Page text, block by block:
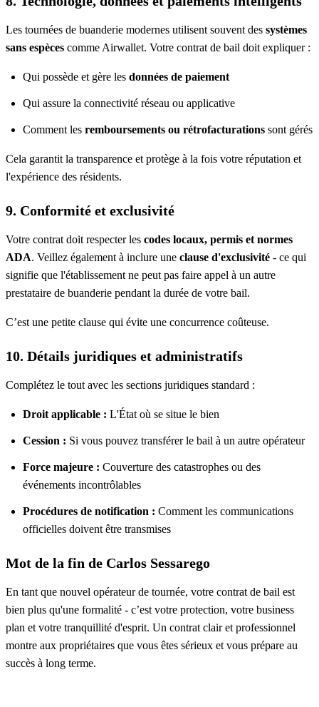
Les tournées de buanderie modernes utilisent souvent des systèmes
sans espèces comme Airwallet. Votre contrat de bail doit expliquer :
Qui possède et gère les données de paiement
Qui assure la connectivité réseau ou applicative
Comment les remboursements ou rétrofacturations sont gérés
Cela garantit la transparence et protège à la fois votre réputation et
l'expérience des résidents.
9. Conformité et exclusivité
Votre contrat doit respecter les codes locaux, permis et normes
ADA. Veillez également à inclure une clause d'exclusivité - ce qui
signifie que l'établissement ne peut pas faire appel à un autre
prestataire de buanderie pendant la durée de votre bail.
C’est une petite clause qui évite une concurrence coûteuse.
10. Détails juridiques et administratifs
Complétez le tout avec les sections juridiques standard :
Droit applicable : L'État où se situe le bien
Cession : Si vous pouvez transférer le bail à un autre opérateur
Force majeure : Couverture des catastrophes ou des
événements incontrôlables
Procédures de notification : Comment les communications
officielles doivent être transmises
Mot de la fin de Carlos Sessarego
En tant que nouvel opérateur de tournée, votre contrat de bail est
bien plus qu'une formalité - c’est votre protection, votre business
plan et votre tranquillité d'esprit. Un contrat clair et professionnel
montre aux propriétaires que vous êtes sérieux et vous prépare au
succès à long terme.